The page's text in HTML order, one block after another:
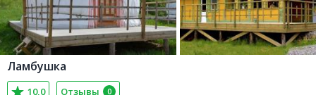
Ламбушка
10,0 Отзывы 0